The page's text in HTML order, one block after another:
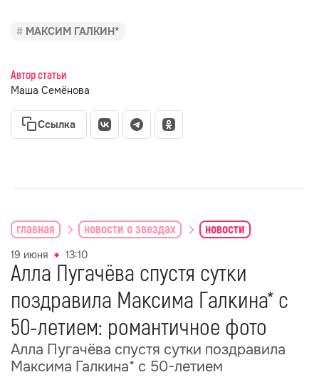
МАКСИМ ГАЛКИН*
Автор статьи
Маша Семёнова
Ссылка
главная новости о звездах новости
19 июня 13:10
Алла Пугачёва спустя сутки
поздравила Максима Галкина* с
50-летием: романтичное фото
Алла Пугачёва спустя сутки поздравила
Максима Галкина* с 50-летием